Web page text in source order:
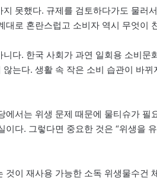
못했다. 규제를 검토하다가도 물러
대로 혼란스럽고 소비자 역시 무엇이
다. 한국 사회가 과연 일회용 소비
는다. 생활 속 작은 소비 습관이 바
에서는 위생 문제 때문에 물티슈가
이다. 그렇다면 중요한 것은 “위생을
것이 재사용 가능한 소독 위생물수건